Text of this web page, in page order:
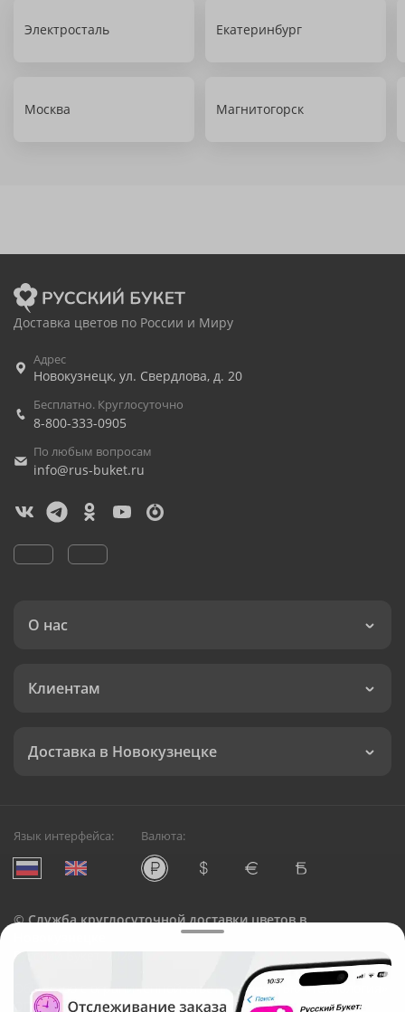
Электросталь Екатеринбург
Москва Магнитогорск
Доставка цветов по России и Миру
Адрес
Новокузнецк, ул. Свердлова, д. 20
Бесплатно. Круглосуточно
8-800-333-0905
По любым вопросам
info@rus-buket.ru
О нас
Клиентам
Доставка в Новокузнецке
Язык интерфейса: Валюта:
©Служба круглосуточной доставки цветов в
Русский Букет, 2026
Общество с ограниченной ответственностью «Технология»
ОГРН: 1195476081745, ИНН: 5410081997